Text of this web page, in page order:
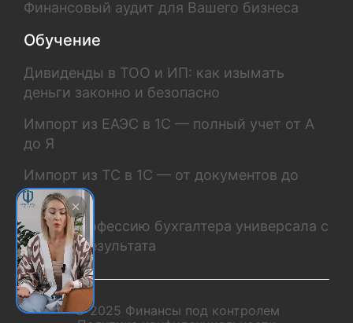
Финансовый аудит для Вашего бизнеса
Обучение
Дивиденды в ТОО и ИП: как изымать
деньги законно и безопасно
Импорт из ЕАЭС в 1С — полный учет от А
до Я
Импорт из ТС в 1С — от документов до
проводок
Освой профессию бухгалтера универсала с
нуля до результата
© 2025 Финансы под контролем